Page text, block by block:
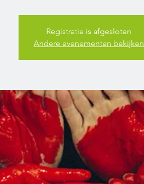
Registratie is afgesloten
Andere evenementen bekijken